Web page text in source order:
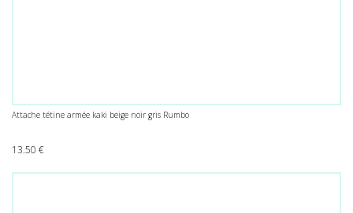
Attache tétine armée kaki beige noir gris Rumbo
13.50 €